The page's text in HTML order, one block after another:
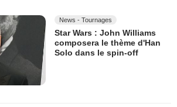
News - Tournages
Star Wars : John Williams
composera le thème d'Han
Solo dans le spin-off